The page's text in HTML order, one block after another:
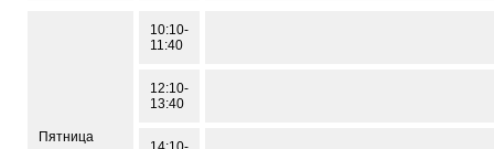
Пятница
10:10-
11:40
12:10-
13:40